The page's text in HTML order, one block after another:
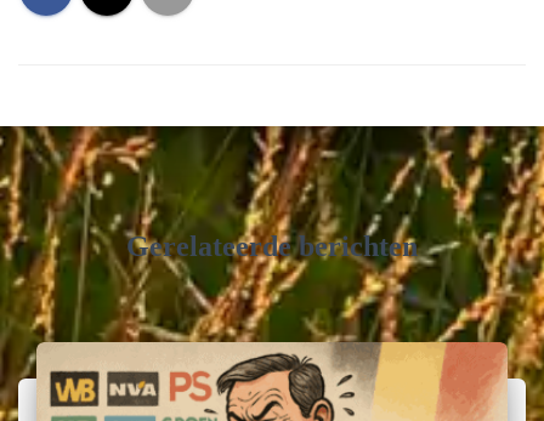
Gerelateerde berichten